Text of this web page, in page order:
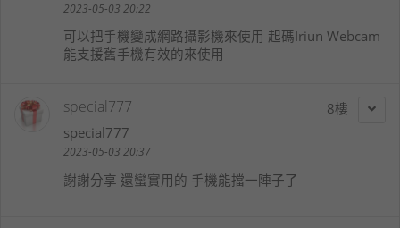
2023-05-03 20:22
可以把手機變成網路攝影機來使用 起碼Iriun Webcam
能支援舊手機有效的來使用
8
special777
special777
2023-05-03 20:37
謝謝分享 還蠻實用的 手機能擋一陣子了